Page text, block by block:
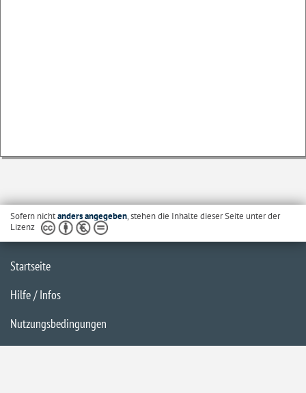
Sofern nichtanders angegeben, stehen die Inhalte dieser Seite unter der
Lizenz
Startseite
Hilfe / Infos
Nutzungsbedingungen